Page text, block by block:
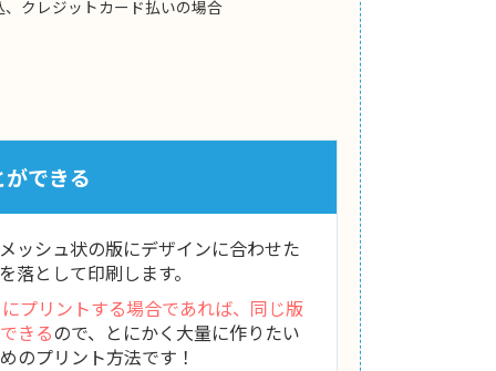
、クレジットカード払いの場合
できる
ッシュ状の版にデザインに合わせた
落として印刷します。
プリントする場合であれば、同じ版
きるので、とにかく大量に作りたい
のプリント方法です！